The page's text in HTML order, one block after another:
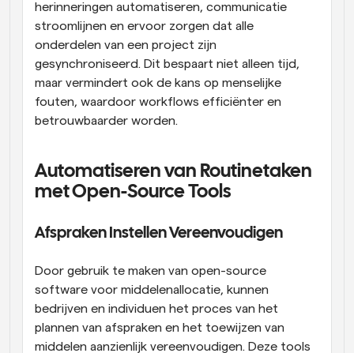
herinneringen automatiseren, communicatie
stroomlijnen en ervoor zorgen dat alle
onderdelen van een project zijn
gesynchroniseerd. Dit bespaart niet alleen tijd,
maar vermindert ook de kans op menselijke
fouten, waardoor workflows efficiënter en
betrouwbaarder worden.
Automatiseren van Routinetaken
met Open-Source Tools
Afspraken Instellen Vereenvoudigen
Door gebruik te maken van open-source
software voor middelenallocatie, kunnen
bedrijven en individuen het proces van het
plannen van afspraken en het toewijzen van
middelen aanzienlijk vereenvoudigen. Deze tools